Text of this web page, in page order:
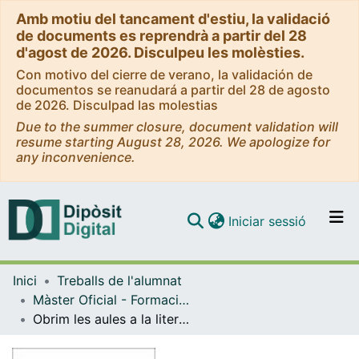
Amb motiu del tancament d'estiu, la validació
de documents es reprendrà a partir del 28
d'agost de 2026. Disculpeu les molèsties.
Con motivo del cierre de verano, la validación de
documentos se reanudará a partir del 28 de agosto
de 2026. Disculpad las molestias
Due to the summer closure, document validation will
resume starting August 28, 2026. We apologize for
any inconvenience.
Navega per tot el DD
Iniciar sessió (current)
Inici
Treballs de l'alumnat
Màster Oficial - Formació del Professorat de Secundària Obligatòria i Batxillerat, Formació Professional i Ensenyament d'Idiomes
Obrim les aules a la literatura: educació literària i mètodes globalitzats a secundària